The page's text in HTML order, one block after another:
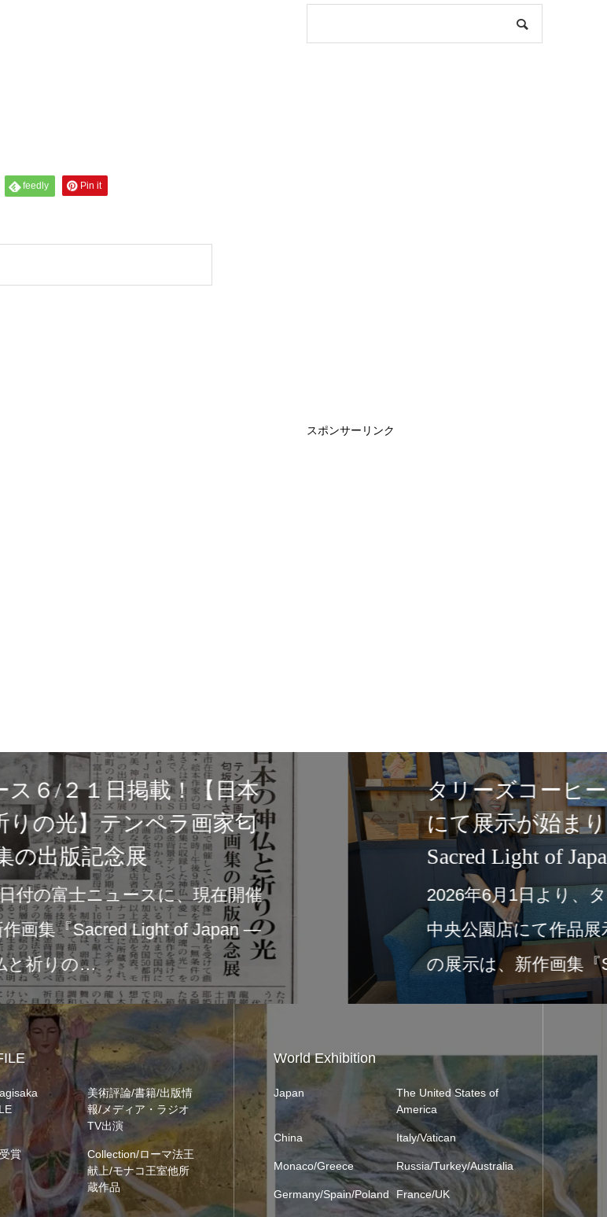
feedly Pin it
スポンサーリンク
富士ニュース掲載｜新作画集出版記
念展「Sacred Light of Japan」
このたび、富士ニュース様にて新作画集出版記
念展『Sacred Light of Japan ― 日本の美 神仏
と祈りの光 ―』をご紹介いた…
美術評論/書籍/出版情
報/メディア・ラジオ
TV出演
賞
Collection/ローマ法王
献上/モナコ王室他所
蔵作品
World Exhibition
Japan
The United States of
America
China Italy/Vatican
Monaco/Greece Russia/Turkey/Australia
Germany/Spain/Poland France/UK